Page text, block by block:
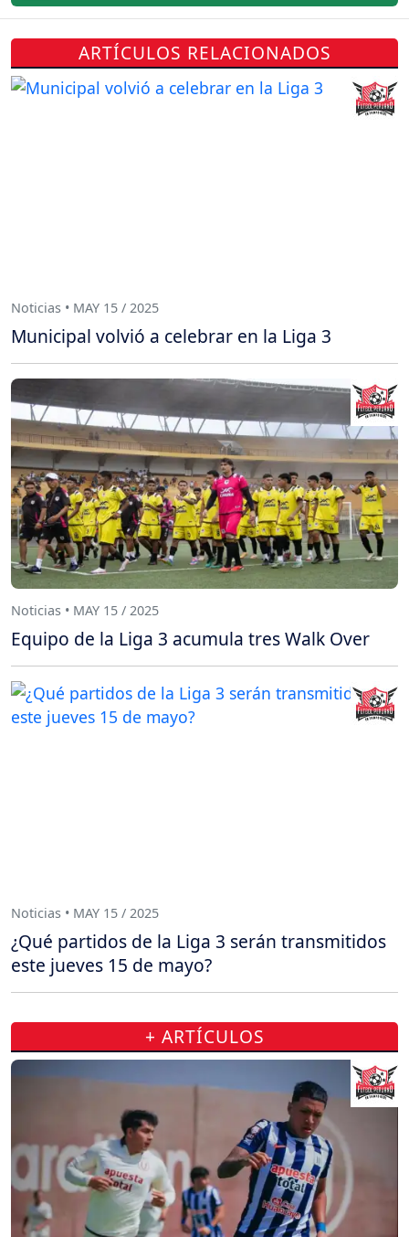
ARTÍCULOS RELACIONADOS
Noticias • MAY 15 / 2025
Municipal volvió a celebrar en la Liga 3
Noticias • MAY 15 / 2025
Equipo de la Liga 3 acumula tres Walk Over
Noticias • MAY 15 / 2025
¿Qué partidos de la Liga 3 serán transmitidos
este jueves 15 de mayo?
+ ARTÍCULOS